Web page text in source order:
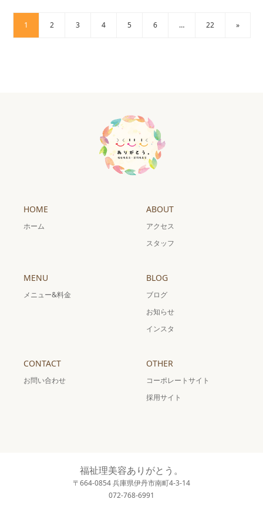
1 2 3 4 5 6 … 22 »
HOME
ホーム
ABOUT
アクセス
スタッフ
MENU
メニュー&料金
BLOG
ブログ
お知らせ
インスタ
CONTACT
お問い合わせ
OTHER
コーポレートサイト
採用サイト
福祉理美容ありがとう。
〒664-0854 兵庫県伊丹市南町4-3-14
072-768-6991